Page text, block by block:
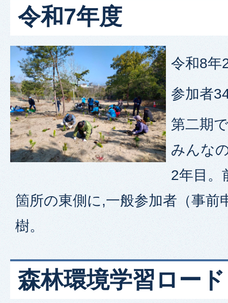
令和7年度
令和8年
参加者
第二期
みんな
2年目。
箇所の東側に,一般参加者（事前
樹。
森林環境学習ロード